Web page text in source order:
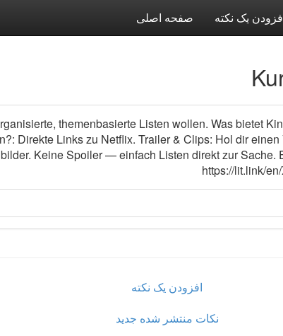
صفحه اصلی یک نکته
themenbasierte Listen wollen. Was bietet
Direkte Links zu Netflix. Trailer & Clips: Hol dir
Keine Spoiler — einfach Listen direkt zur Sache.
https://lit.link/
افزودن یک نکته
نکات منتشر شده جدید